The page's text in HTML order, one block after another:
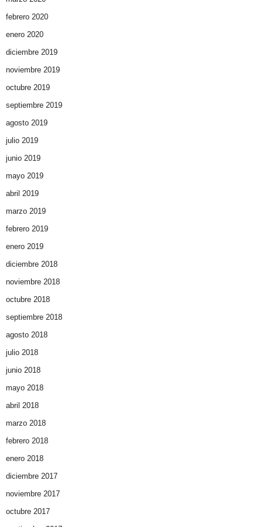
febrero 2020
enero 2020
diciembre 2019
noviembre 2019
octubre 2019
septiembre 2019
agosto 2019
julio 2019
junio 2019
mayo 2019
abril 2019
marzo 2019
febrero 2019
enero 2019
diciembre 2018
noviembre 2018
octubre 2018
septiembre 2018
agosto 2018
julio 2018
junio 2018
mayo 2018
abril 2018
marzo 2018
febrero 2018
enero 2018
diciembre 2017
noviembre 2017
octubre 2017